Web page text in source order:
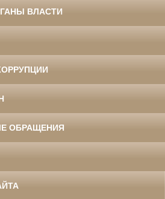
ВЛАСТИ
ОБРАЩЕНИЯ